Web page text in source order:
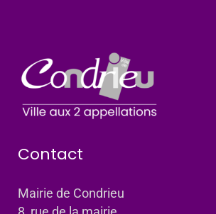
Contact
Mairie de Condrieu